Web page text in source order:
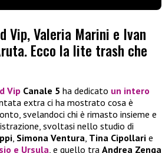
Vip, Valeria Marini e Ivan
Ecco la lite trash che
Vip Canale 5 ha dedicato un intero
extra ci ha mostrato cosa è
svelandoci chi è rimasto insieme e
svoltasi nello studio di
, Simona Ventura, Tina Cipollari e
e Ursula, e quello tra Andrea Zenga